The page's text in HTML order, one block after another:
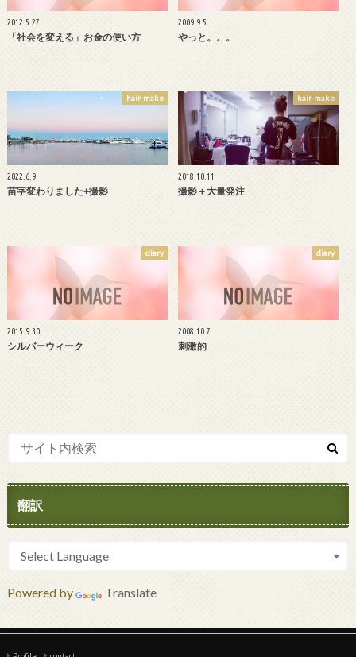
2012.5.27
「社会を変える」お金の使い方
2009.9.5
やっと。。。
hair-make
2022.6.9
苗字変わりました+撮影
hair-make
2018.10.11
撮影＋大量発注
diary
2015.9.30
シルバーウィーク
diary
2008.10.7
刺激的
翻訳
Powered by Translate
Profile contact